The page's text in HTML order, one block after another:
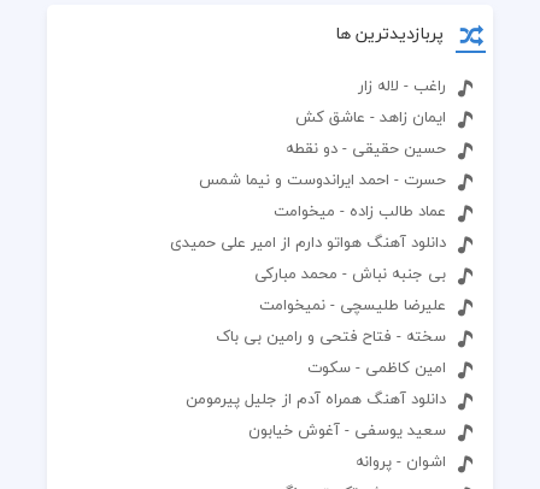
پربازدیدترین ها
راغب - لاله زار
ایمان زاهد - عاشق کش
حسین حقیقی - دو نقطه
حسرت - احمد ایراندوست و نیما شمس
عماد طالب زاده - میخوامت
دانلود آهنگ هواتو دارم از امیر علی حمیدی
بی جنبه نباش - محمد مبارکی
علیرضا طلیسچی - نمیخوامت
سخته - فتاح فتحی و رامین بی باک
امین کاظمی - سکوت
دانلود آهنگ همراه آدم از جليل پيرمومن
سعید یوسفی - آغوش خیابون
اشوان - پروانه